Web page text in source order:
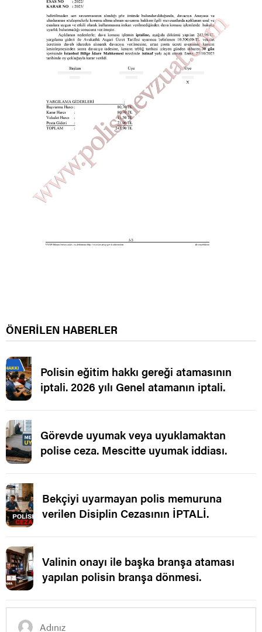
ÖNERİLEN HABERLER
Polisin eğitim hakkı gereği atamasının
iptali. 2026 yılı Genel atamanın iptali.
Görevde uyumak veya uyuklamaktan
polise ceza. Mescitte uyumak iddiası.
Bekçiyi uyarmayan polis memuruna
verilen Disiplin Cezasının İPTALİ.
Valinin onayı ile başka branşa ataması
yapılan polisin branşa dönmesi.